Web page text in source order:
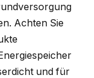
Achten Sie
und für